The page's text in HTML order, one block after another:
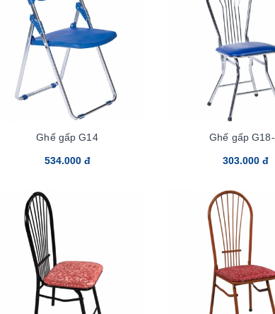
Ghế gấp G14
534.000 đ
Ghế gấp
303.000 đ